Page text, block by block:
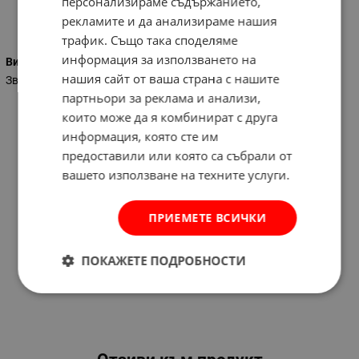
Характеристики
Вид на ключа
Звездогаечен
рекламите и да анализираме нашия
трафик. Също така споделяме
информация за използването на
нашия сайт от ваша страна с нашите
партньори за реклама и анализи,
които може да я комбинират с друга
информация, която сте им
предоставили или която са събрали от
вашето използване на техните услуги.
ПРИЕМЕТЕ ВСИЧКИ
ПОКАЖЕТЕ ПОДРОБНОСТИ